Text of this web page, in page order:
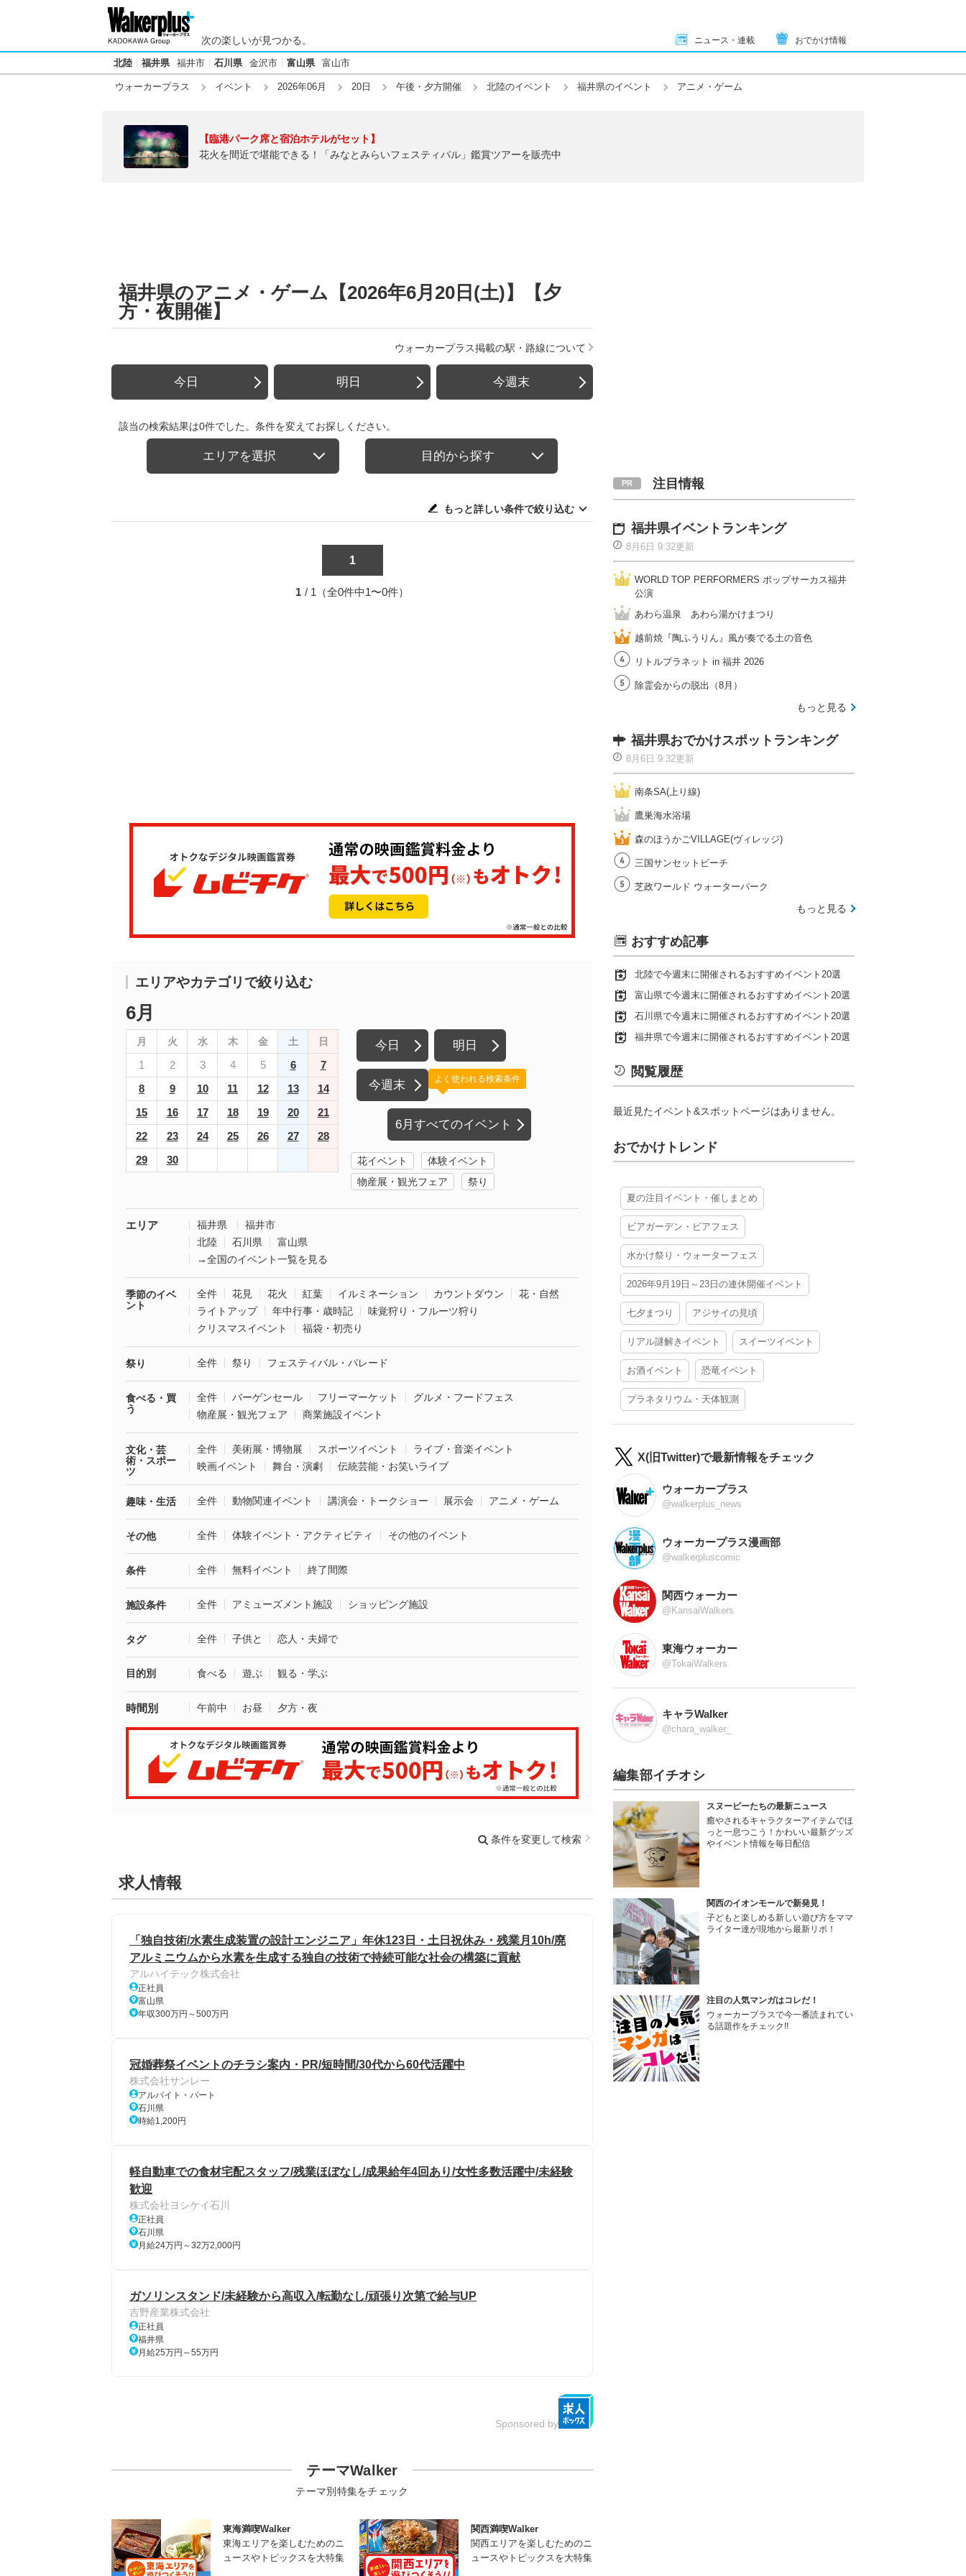
次の楽しいが見つかる。 ニュース・連載 おでかけ情報
北陸 福井県 福井市 石川県 金沢市 富山県 富山市
ウォーカープラス イベント 2026年06月 20日 午後・夕方開催 北陸のイベント 福井県のイベント アニメ・ゲーム
【臨港パーク席と宿泊ホテルがセット】
花火を間近で堪能できる！「みなとみらいフェスティバル」鑑賞ツアーを販売中
福井県のアニメ・ゲーム【2026年6月20日(土)】【夕
方・夜開催】
ウォーカープラス掲載の駅・路線について
今日 明日 今週末
該当の検索結果は0件でした。条件を変えてお探しください。
エリアを選択 目的から探す
もっと詳しい条件で絞り込む
1
1 / 1（全0件中1〜0件）
エリアやカテゴリで絞り込む
6月
月 火 水 木 金 土 日
1 2 3 4 5 6
7
8
9 10 11 12 13
14
15
16 17 18 19 20
21
22
23 24 25 26 27
28
29
30
今日 明日
今週末
6月すべてのイベント
よく使われる検索条件
花イベント
体験イベント
物産展・観光フェア
祭り
エリア 福井県
福井市
北陸
石川県
富山県
→全国のイベント一覧を見る
季節のイベ
ント
全件 花見 花火 紅葉 イルミネーション カウントダウン
花・自然
ライトアップ
年中行事・歳時記
味覚狩り・フルーツ狩り
クリスマスイベント
福袋・初売り
祭り 全件 祭り フェスティバル・パレード
食べる・買
う
全件 バーゲンセール フリーマーケット
グルメ・フードフェス
物産展・観光フェア
商業施設イベント
文化・芸
術・スポー
ツ
全件 美術展・博物展 スポーツイベント
ライブ・音楽イベント
映画イベント
舞台・演劇 伝統芸能・お笑いライブ
趣味・生活 全件 動物関連イベント 講演会・トークショー 展示会 アニメ・ゲーム
その他 全件 体験イベント・アクティビティ その他のイベント
条件 全件 無料イベント 終了間際
施設条件 全件 アミューズメント施設 ショッピング施設
タグ 全件 子供と 恋人・夫婦で
目的別 食べる 遊ぶ 観る・学ぶ
時間別 午前中 お昼 夕方・夜
条件を変更して検索
求人情報
「独自技術/水素生成装置の設計エンジニア」年休123日・土日祝休み・残業月10h/廃
アルミニウムから水素を生成する独自の技術で持続可能な社会の構築に貢献
アルハイテック株式会社
正社員
富山県
年収300万円～500万円
冠婚葬祭イベントのチラシ案内・PR/短時間/30代から60代活躍中
株式会社サンレー
アルバイト・パート
石川県
時給1,200円
軽自動車での食材宅配スタッフ/残業ほぼなし/成果給年4回あり/女性多数活躍中/未経験
歓迎
株式会社ヨシケイ石川
正社員
石川県
月給24万円～32万2,000円
ガソリンスタンド/未経験から高収入/転勤なし/頑張り次第で給与UP
吉野産業株式会社
正社員
福井県
月給25万円～55万円
Sponsored by
テーマWalker
テーマ別特集をチェック
東海満喫Walker
東海エリアを楽しむためのニ
ュースやトピックスを大特集
関西満喫Walker
関西エリアを楽しむためのニ
ュースやトピックスを大特集
注目情報
福井県イベントランキング
8月6日 9:32更新
WORLD TOP PERFORMERS ポップサーカス福井
公演
あわら温泉 あわら湯かけまつり
越前焼『陶ふうりん』風が奏でる土の音色
リトルプラネット in 福井 2026
除霊会からの脱出（8月）
もっと見る
福井県おでかけスポットランキング
8月6日 9:32更新
南条SA(上り線)
鷹巣海水浴場
森のほうかごVILLAGE(ヴィレッジ)
三国サンセットビーチ
芝政ワールド ウォーターパーク
もっと見る
おすすめ記事
北陸で今週末に開催されるおすすめイベント20選
富山県で今週末に開催されるおすすめイベント20選
石川県で今週末に開催されるおすすめイベント20選
福井県で今週末に開催されるおすすめイベント20選
閲覧履歴
最近見たイベント&スポットページはありません。
おでかけトレンド
夏の注目イベント・催しまとめ
ビアガーデン・ビアフェス
水かけ祭り・ウォーターフェス
2026年9月19日～23日の連休開催イベント
七夕まつり アジサイの見頃
リアル謎解きイベント スイーツイベント
お酒イベント 恐竜イベント
プラネタリウム・天体観測
X(旧Twitter)で最新情報をチェック
ウォーカープラス
@walkerplus_news
ウォーカープラス漫画部
@walkerpluscomic
関西ウォーカー
@KansaiWalkers
東海ウォーカー
@TokaiWalkers
キャラWalker
@chara_walker_
編集部イチオシ
スヌーピーたちの最新ニュース
癒やされるキャラクターアイテムでほ
っと一息つこう！かわいい最新グッズ
やイベント情報を毎日配信
関西のイオンモールで新発見！
子どもと楽しめる新しい遊び方をママ
ライター達が現地から最新リポ！
注目の人気マンガはコレだ！
ウォーカープラスで今一番読まれてい
る話題作をチェック!!